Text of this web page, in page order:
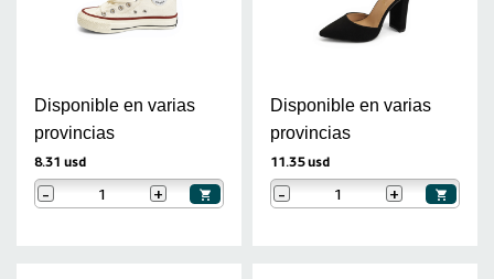
Disponible en varias
provincias
8.31 usd
- +
Disponible en varias
provincias
11.35 usd
- +